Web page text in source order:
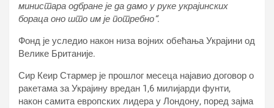
министара одбране је да дамо у руке украјинских
бораца оно што им је потребно“.
Фонд је уследио након низа војних обећања Украјини од
Велике Британије.
Сир Кеир Стармер је прошлог месеца најавио договор о
ракетама за Украјину вредан 1,6 милијарди фунти,
након самита европских лидера у Лондону, поред зајма